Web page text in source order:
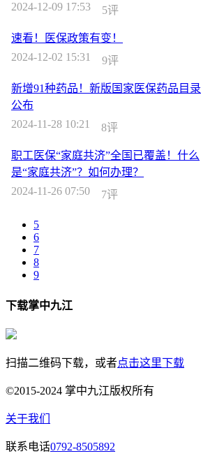
2024-12-09 17:53
5评
速看！医保政策有变！
2024-12-02 15:31
9评
新增91种药品！新版国家医保药品目录
公布
2024-11-28 10:21
8评
职工医保“家庭共济”全国已覆盖！什么
是“家庭共济”？如何办理？
2024-11-26 07:50
7评
5
6
7
8
9
下载掌中九江
扫描二维码下载，或者点击这里下载
©2015-2024 掌中九江版权所有
关于我们
联系电话0792-8505892